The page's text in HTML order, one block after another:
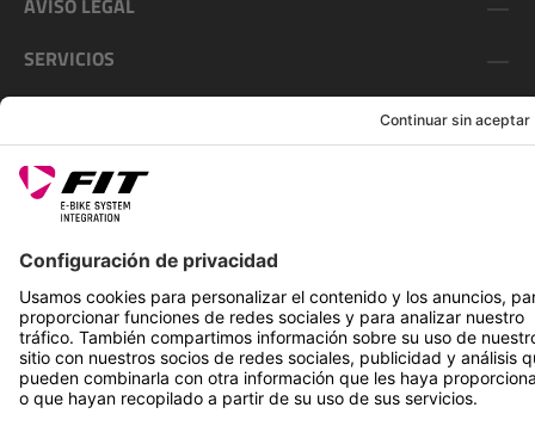
AVISO LEGAL
SERVICIOS
*Precio de venta recomendado incl. IVA más gastos de envío
Rotax Bike Technology AG © 2025